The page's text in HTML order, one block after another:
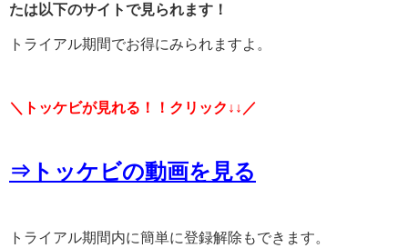
たは以下のサイトで見られます！
トライアル期間でお得にみられますよ。
＼トッケビが見れる！！クリック↓↓／
⇒トッケビの動画を見る
トライアル期間内に簡単に登録解除もできます。